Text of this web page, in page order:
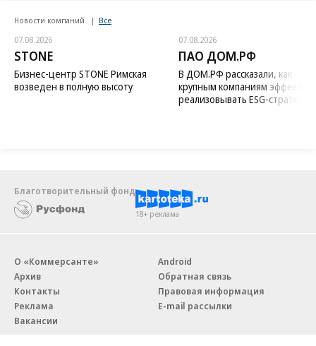
Новости компаний Все
07.08.2026
STONE
Бизнес-центр STONE Римская
возведен в полную высоту
07.08.2026
ПАО ДОМ.РФ
В ДОМ.РФ рассказали, как
крупным компаниям
реализовывать ESG-стратегию
Благотворительный фонд
18+ реклама
О «Коммерсанте»
Архив
Контакты
Реклама
Вакансии
Android
Обратная связь
Правовая информация
E-mail рассылки